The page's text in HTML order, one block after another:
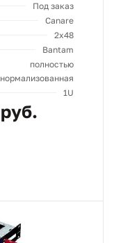
Под заказ
Canare
2x48
Bantam
полностью
нормализованная
1U